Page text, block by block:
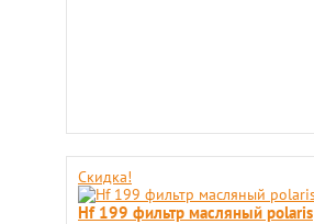
Скидка!
Hf 199 фильтр масляный polaris